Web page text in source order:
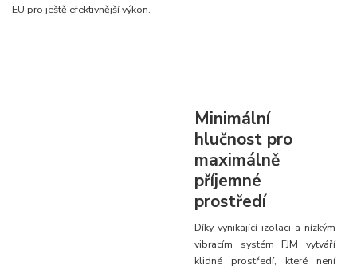
EU pro ještě efektivnější výkon.
Minimální
hlučnost pro
maximálně
příjemné
prostředí
Díky vynikající izolaci a nízkým
vibracím systém FJM vytváří
klidné prostředí, které není